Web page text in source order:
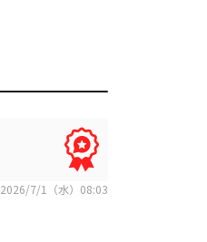
2026/7/1（水）08:03